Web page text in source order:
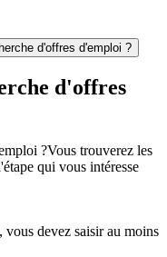
d'offres d'emploi ?
d'offres
?Vous trouverez les
qui vous intéresse
devez saisir au moins